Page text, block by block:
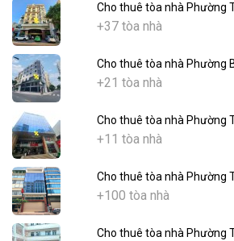
Cho thuê tòa nhà Phường
+37 tòa nhà
Cho thuê tòa nhà Phường
+21 tòa nhà
Cho thuê tòa nhà Phường
+11 tòa nhà
Cho thuê tòa nhà Phường
+100 tòa nhà
Cho thuê tòa nhà Phường